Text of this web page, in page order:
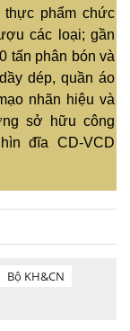
phẩm chức
các loại; gần
tấn phân bón và
dép, quần áo
nhãn hiệu và
sở hữu công
đĩa CD-VCD
Bộ KH&CN